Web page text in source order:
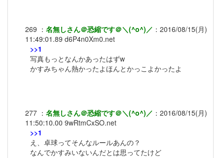
269 ： 名無しさん＠恐縮です＠＼(^o^)／ ： 2016/08/15(月)
11:49:01.89 d6P4n0Xm0.net
>>1
写真もっとなんかあったはずw
かすみちゃん熱かったよほんとかっこよかったよ
277 ： 名無しさん＠恐縮です＠＼(^o^)／ ： 2016/08/15(月)
11:50:10.00 9wRtmCxSO.net
>>1
え、卓球ってそんなルールあんの？
なんでかすみいないんだとは思ってたけど